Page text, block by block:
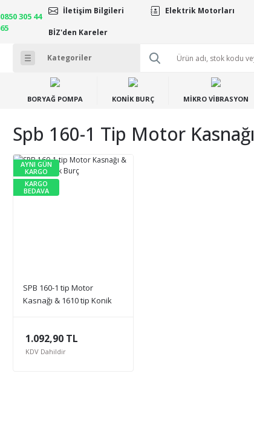
0850 305 44
65
İletişim Bilgileri Elektrik Motorları
BİZ'den Kareler
BORYAĞ POMPA KONİK BURÇ MİKRO VİBRASYON
Spb 160-1 Tip Motor Kasnağı
AYNI GÜN
KARGO
KARGO
BEDAVA
SPB 160-1 tip Motor
Kasnağı & 1610 tip Konik
1.092,90 TL
KDV Dahildir